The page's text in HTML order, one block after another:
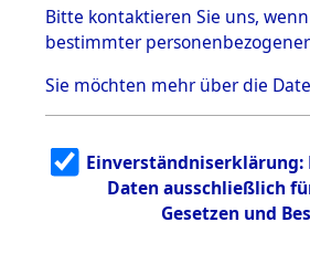
1.2.9.2
Effekten aus
dem KZ
Bayerisches
Dokument
e
Bitte kontaktieren Sie uns,
bestimmter
Sie möchten mehr über die
Einverständniserklärung:
Daten ausschließlich
Gesetzen und